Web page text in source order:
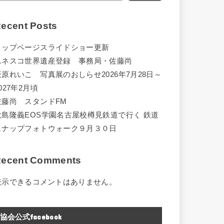
Posts
ップページスライドショー更新
ネスコ世界遺産登録 事務局・佐藤尚
原れいこ 写真展のおしらせ2026年7月28日～
年2月頃
藤尚 スタンドFM
島隆義EOS学園名古屋校樽見鉄道で行く 鉄道
ナップフォトウォーク９月３０日
Comments
示できるコメントはありません。
協会公式facebook